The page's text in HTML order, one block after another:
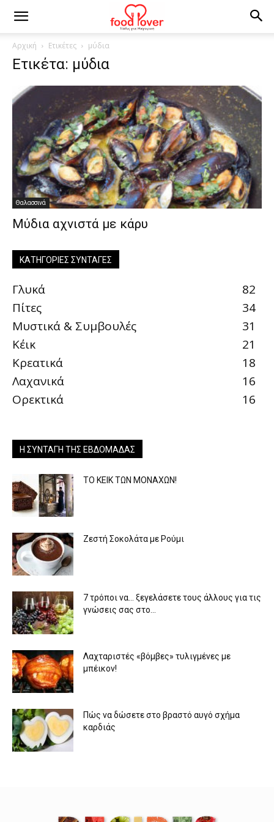
Αρχική Ετικέτες μύδια
Ετικέτα: μύδια
Θαλασσινά
Μύδια αχνιστά με κάρυ
ΚΑΤΗΓΟΡΊΕΣ ΣΥΝΤΑΓΈΣ
Γλυκά
82
Πίτες
34
Μυστικά & Συμβουλές
31
Κέικ
21
Κρεατικά
18
Λαχανικά
16
Ορεκτικά
16
Η ΣΥΝΤΑΓΉ ΤΗΣ ΕΒΔΟΜΆΔΑΣ
ΤΟ ΚΕΙΚ ΤΩΝ ΜΟΝΑΧΩΝ!
Ζεστή Σοκολάτα με Ρούμι
7 τρόποι να… ξεγελάσετε τους άλλους για τις
γνώσεις σας στο...
Λαχταριστές «βόμβες» τυλιγμένες με
μπέικον!
Πώς να δώσετε στο βραστό αυγό σχήμα
καρδιάς